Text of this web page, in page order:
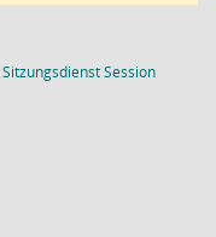
SitzungsdienstSession(Wird in